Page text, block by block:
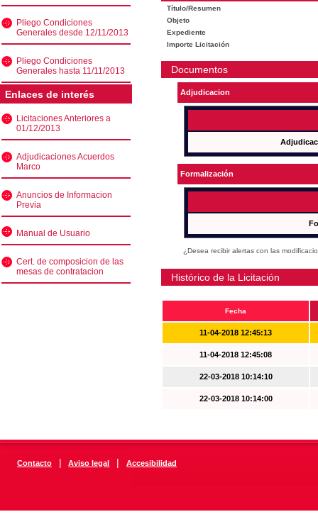
Pliego Condiciones
Generales desde 12/11/2013
Pliego Condiciones
Generales hasta 11/11/2013
Enlaces de interés
Licitaciones Anteriores a
01/12/2013
Adjudicaciones Acuerdos
Marco
Anuncios de Informacion
Previa
Manual de Usuario
Cert. de composicion de las
mesas de contratacion
Título/Resumen
Objeto
Expediente
Importe Licitación
Documentos
Adjudicacion
Formalización
¿Desea recibir alertas con las
Histórico de la Licitación
Fecha
11-04-2018 12:45:13
11-04-2018 12:45:08
22-03-2018 10:14:10
22-03-2018 10:14:00
Contacto | Aviso legal | Accesibilidad